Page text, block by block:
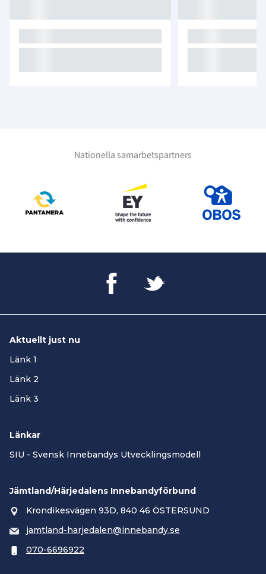
Nationella samarbetspartners
Aktuellt just nu
Länk 1
Länk 2
Länk 3
Länkar
SIU - Svensk Innebandys Utvecklingsmodell
Jämtland/Härjedalens Innebandyförbund
Krondikesvägen 93D, 840 46 ÖSTERSUND
jamtland-harjedalen@innebandy.se
070-6696922